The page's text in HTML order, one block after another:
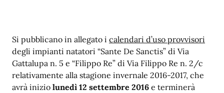
Si pubblicano in allegato i calendari d’uso provvisori
degli impianti natatori “Sante De Sanctis” di Via
Gattalupa n. 5 e “Filippo Re” di Via Filippo Re n. 2/c
relativamente alla stagione invernale 2016-2017, che
avrà inizio lunedì 12 settembre 2016 e terminerà